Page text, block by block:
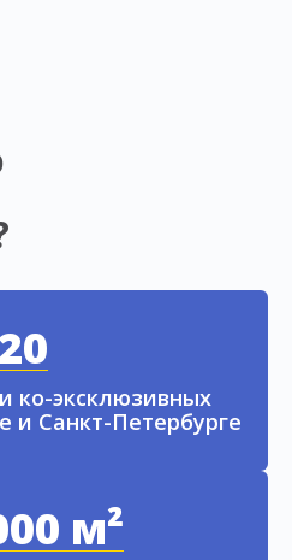
20
ко-эксклюзивных
и Санкт-Петербурге
м²